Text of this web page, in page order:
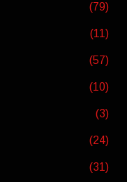
(79)
(11)
(57)
(10)
(3)
(24)
(31)